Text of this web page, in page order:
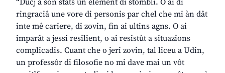
“Ducj a son stâts un element di stombli. O ai di
ringraciâ une vore di personis par chel che mi àn dât
inte mê cariere, di zovin, fin ai ultins agns. O ai
imparât a jessi resilient, o ai resistût a situazions
complicadis. Cuant che o jeri zovin, tal liceu a Udin,
un professôr di filosofie no mi dave mai un vôt